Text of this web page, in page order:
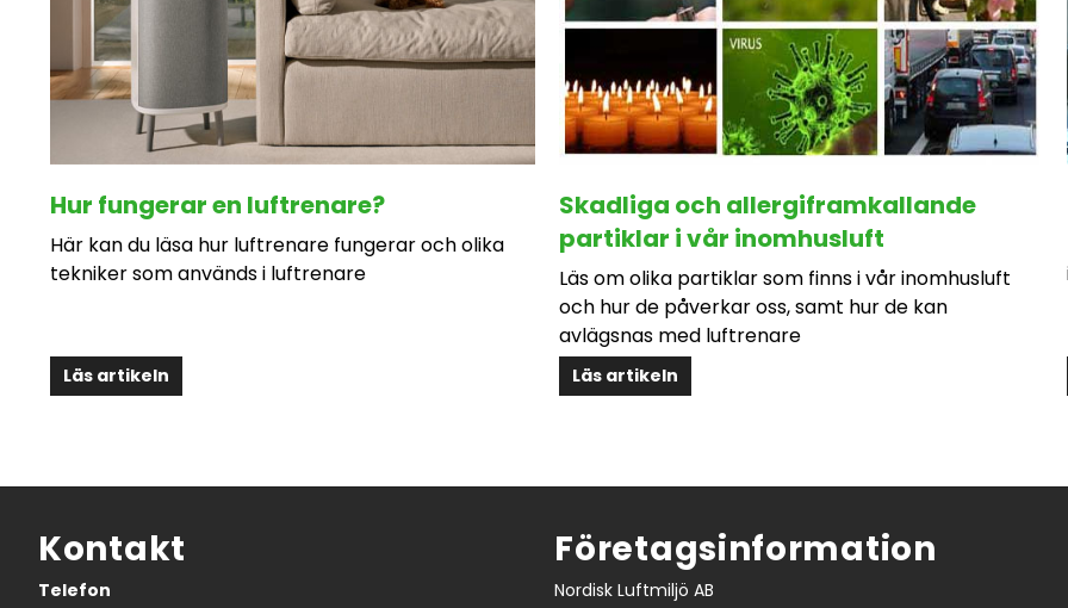
Hur fungerar en luftrenare?
Här kan du läsa hur luftrenare fungerar och olika
tekniker som används i luftrenare
Läs artikeln
Skadliga och allergiframkallande
partiklar i vår inomhusluft
Läs om olika partiklar som finns i vår inomhusluft
och hur de påverkar oss, samt hur de kan
avlägsnas med luftrenare
Läs artikeln
Kontakt
Telefon
Företagsinformation
Nordisk Luftmiljö AB